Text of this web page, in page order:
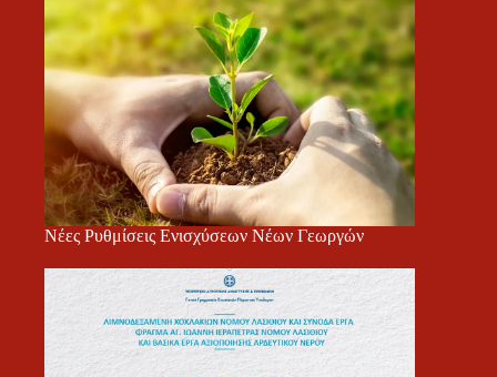
Νέες Ρυθμίσεις Ενισχύσεων Νέων Γεωργών